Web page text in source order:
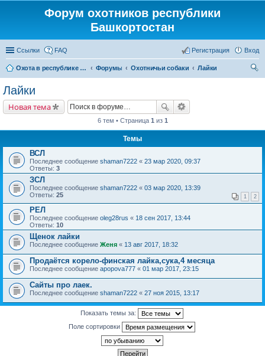
Форум охотников республики
Башкортостан
Ссылки FAQ Вход
Регистрация
Охота в республике Башкортостан Форумы Охотничьи собаки
Лайки
Лайки
Новая тема
6 тем • Страница 1 из 1
Темы
ВСЛ
Последнее сообщение shaman7222 « 23 мар 2020, 09:37
Ответы: 3
ЗСЛ
Последнее сообщение shaman7222 « 03 мар 2020, 13:39
Ответы: 25 1 2
РЕЛ
Последнее сообщение oleg28rus « 18 сен 2017, 13:44
Ответы: 10
Щенок лайки
Последнее сообщение Женя « 13 авг 2017, 18:32
Продаётся корело-финская лайка,сука,4 месяца
Последнее сообщение apopova777 « 01 мар 2017, 23:15
Сайты про лаек.
Последнее сообщение shaman7222 « 27 ноя 2015, 13:17
Показать темы за:
Поле сортировки